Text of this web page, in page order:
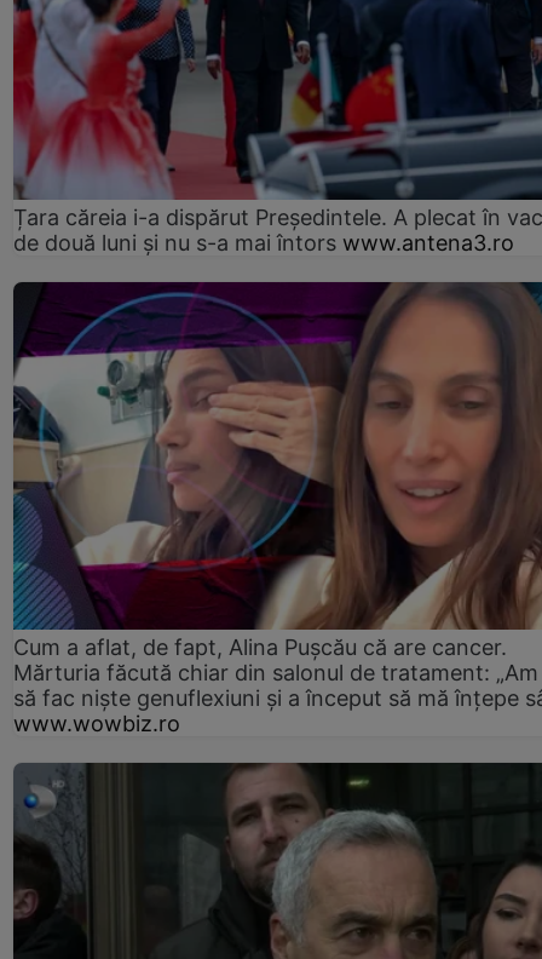
Țara căreia i-a dispărut Președintele. A plecat în
de două luni și nu s-a mai întors www.antena3.ro
Cum a aflat, de fapt, Alina Pușcău că are cancer.
Mărturia făcută chiar din salonul de tratament:
să fac niște genuflexiuni și a început să mă înțepe
www.wowbiz.ro